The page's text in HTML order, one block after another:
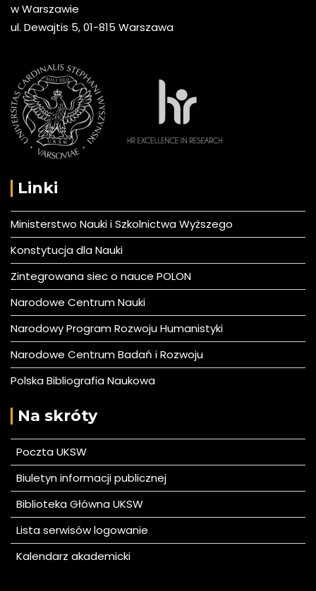
w Warszawie
ul. Dewajtis 5, 01-815 Warszawa
Linki
Ministerstwo Nauki i Szkolnictwa Wyższego
Konstytucja dla Nauki
Zintegrowana siec o nauce POLON
Narodowe Centrum Nauki
Narodowy Program Rozwoju Humanistyki
Narodowe Centrum Badań i Rozwoju
Polska Bibliografia Naukowa
Na skróty
Poczta UKSW
Biuletyn informacji publicznej
Biblioteka Główna UKSW
Lista serwisów logowanie
Kalendarz akademicki